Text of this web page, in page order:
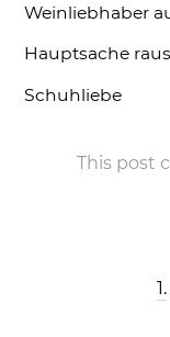
Weinliebhaber
Hauptsache
Schuhliebe
This post
1.